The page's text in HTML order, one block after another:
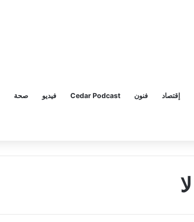
إقتصاد فنون Cedar Podcast فيديو صحة
لا